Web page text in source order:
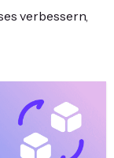
verbessern,